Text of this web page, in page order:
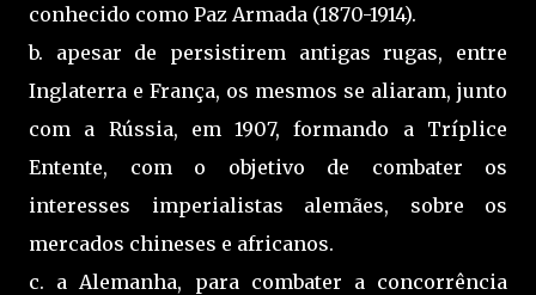
conhecido como Paz Armada (1870-1914).
b. apesar de persistirem antigas rugas, entre
Inglaterra e França, os mesmos se aliaram, junto
com a Rússia, em 1907, formando a Tríplice
Entente, com o objetivo de combater os
interesses imperialistas alemães, sobre os
mercados chineses e africanos.
c. a Alemanha, para combater a concorrência